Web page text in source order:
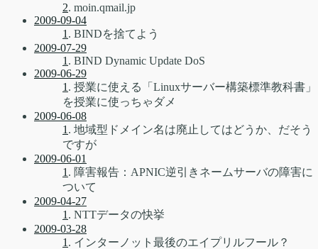
2. moin.qmail.jp
2009-09-04
1 . BINDを捨てよう
2009-07-29
1 . BIND Dynamic Update DoS
2009-06-29
1 . 授業に使える「Linuxサーバー構築標準教科書」
を授業に使っちゃダメ
2009-06-08
1 . 地域型ドメイン名は廃止してはどうか、だそう
ですが
2009-06-01
1 . 障害報告：APNIC逆引きネームサーバの障害に
ついて
2009-04-27
1 . NTTデータの快挙
2009-03-28
1 . インターノット最後のエイプリルフール？